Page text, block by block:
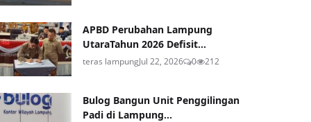
APBD Perubahan Lampung
UtaraTahun 2026 Defisit...
teras lampungJul 22, 2026 0 212
Bulog Bangun Unit Penggilingan
Padi di Lampung...